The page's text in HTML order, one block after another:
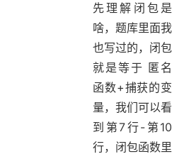
先理解闭包是
啥，题库里面我
也写过的，闭包
就是等于 匿名
函数+捕获的变
量，我们可以看
到第7行-第10
行，闭包函数里